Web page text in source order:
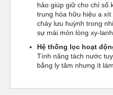
hảo giúp giữ cho chỉ số
trung hòa hữu hiệu a
cháy lưu huỳnh trong
sự mài mòn lòng xy-lanh.
Hệ thống lọc hoạt
Tính năng tách nước
bằng ly tâm nhưng ít